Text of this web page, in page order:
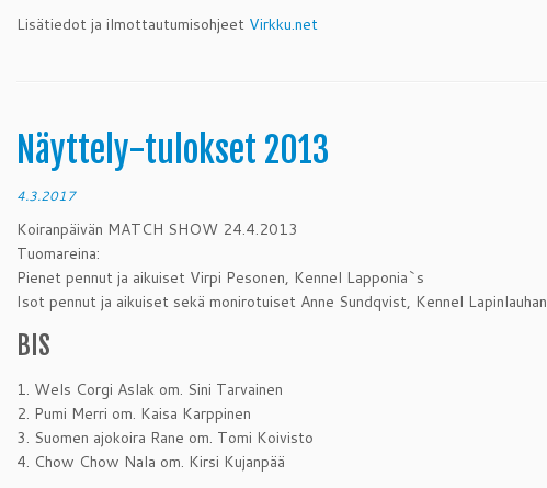
Lisätiedot ja ilmottautumisohjeet Virkku.net
Näyttely-tulokset 2013
4.3.2017
Koiranpäivän MATCH SHOW 24.4.2013
Tuomareina:
Pienet pennut ja aikuiset Virpi Pesonen, Kennel Lapponia`s
Isot pennut ja aikuiset sekä monirotuiset Anne Sundqvist, Kennel Lapinlauhan
BIS
1. Wels Corgi Aslak om. Sini Tarvainen
2. Pumi Merri om. Kaisa Karppinen
3. Suomen ajokoira Rane om. Tomi Koivisto
4. Chow Chow Nala om. Kirsi Kujanpää